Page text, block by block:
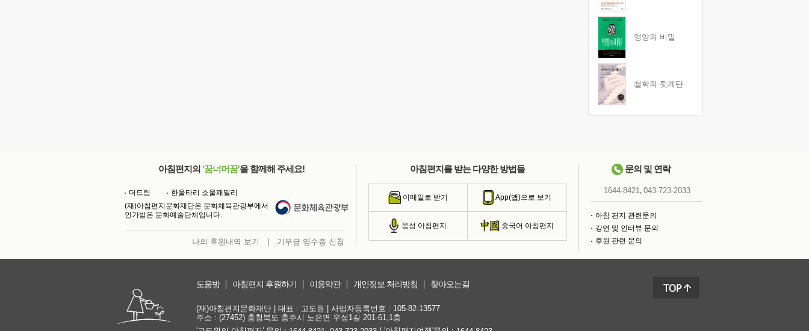
영양의 비밀
철학의 뒷계단
아침편지의 '꿈너머꿈'을 함께해 주세요!
더드림
한울타리 소울패밀리
(재)아침편지문화재단은 문화체육관광부에서
인가받은 문화예술단체입니다.
나의 후원내역 보기 기부금 영수증 신청
아침편지를 받는 다양한 방법들
이메일로 받기 App(앱)으로 보기
음성 아침편지 중국어 아침편지
문의 및 연락
1644-8421, 043-723-2033
아침 편지 관련문의
강연 및 인터뷰 문의
후원 관련 문의
도움방 아침편지 후원하기 이용약관 개인정보 처리방침 찾아오는길
(재)아침편지문화재단 | 대표 : 고도원 | 사업자등록번호 : 105-82-13577
주소 : (27452) 충청북도 충주시 노은면 우성1길 201-61,1층